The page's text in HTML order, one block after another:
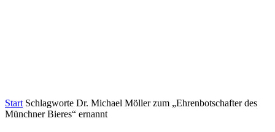
Start Schlagworte Dr. Michael Möller zum „Ehrenbotschafter des
Münchner Bieres“ ernannt